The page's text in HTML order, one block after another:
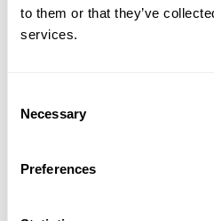
to them or that they’ve
services.
Selection
Necessary
Preferences